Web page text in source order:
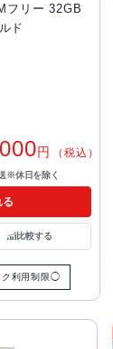
フリー 32GB
ド
円 （税込）
※休日を除く
る
比較する
ク利用制限◯